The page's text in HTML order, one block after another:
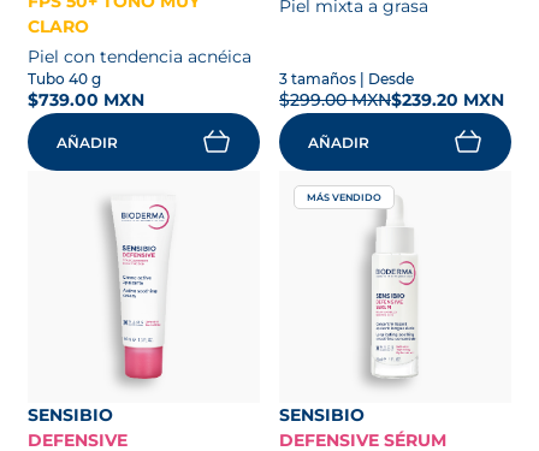
CLARO
Piel con tendencia acnéica
Tubo 40 g
$739.00 MXN
AÑADIR
Piel mixta a grasa
3 tamaños | Desde
$299.00 MXN$239.20 MXN
AÑADIR
SENSIBIO
DEFENSIVE
MÁS VENDIDO
SENSIBIO
DEFENSIVE SÉRUM